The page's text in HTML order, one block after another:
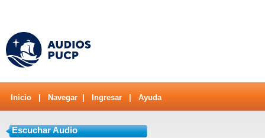
Inicio Navegar Ingresar Ayuda
Escuchar Audio